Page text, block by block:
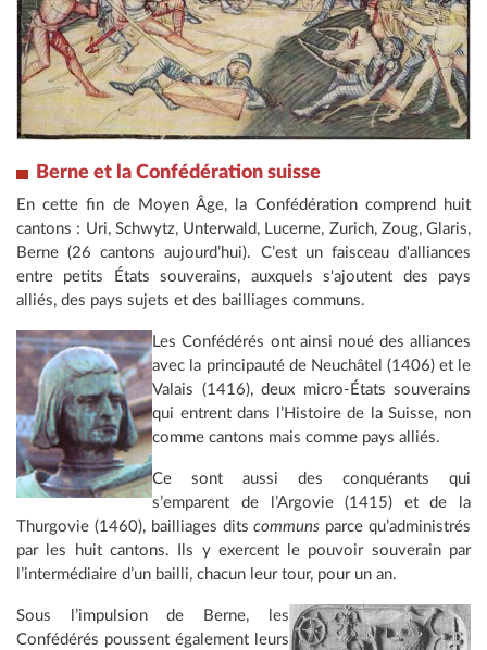
Berne et la Confédération suisse
En cette fin de Moyen Âge, la Confédération comprend huit
cantons : Uri, Schwytz, Unterwald, Lucerne, Zurich, Zoug, Glaris,
Berne (26 cantons aujourd’hui). C’est un faisceau d'alliances
entre petits États souverains, auxquels s'ajoutent des pays
alliés, des pays sujets et des bailliages communs.
Les Confédérés ont ainsi noué des alliances
avec la principauté de Neuchâtel (1406) et le
Valais (1416), deux micro-États souverains
qui entrent dans l’Histoire de la Suisse, non
comme cantons mais comme pays alliés.
Ce sont aussi des conquérants qui
s’emparent de l’Argovie (1415) et de la
Thurgovie (1460), bailliages ditscommuns parce qu’administrés
par les huit cantons. Ils y exercent le pouvoir souverain par
l’intermédiaire d’un bailli, chacun leur tour, pour un an.
Sous l’impulsion de Berne, les
Confédérés poussent également leurs